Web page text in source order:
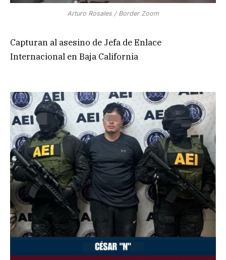
Arturo Rosales / Border Zoom
Capturan al asesino de Jefa de Enlace
Internacional en Baja California